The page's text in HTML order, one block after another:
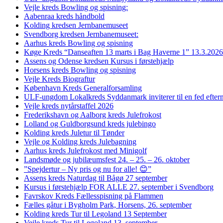
Vejle kreds Bowling og spisning:
Aabenraa kreds håndbold
Kolding kredsen Jernbanemuseet
Svendborg kredsen Jernbanemuseet:
Aarhus kreds Bowling og spisning
Køge Kreds “Danseaften 13 marts i Bag Haverne 1” 13.3.2026
Assens og Odense kredsen Kursus i førstehjælp
Horsens kreds Bowling og spisning
Vejle Kreds Biograftur
København Kreds Generalforsamling
ULF-ungdom Lokalkreds Syddanmark inviterer til en fed
Vejle kreds nytårstaffel 2026
Frederikshavn og Aalborg kreds Julefrokost
Lolland og Guldborgsund kreds julebingo
Kolding kreds Juletur til Tønder
Vejle og Kolding kreds Julebagning
Aarhus kreds Julefrokost med Minigolf
Landsmøde og jubilæumsfest 24. – 25. – 26. oktober
”Spejdertur – Ny pris og nu for alle! 😊”
Assens kreds Naturdag til Bågø 27 september
Kursus i førstehjælp FOR ALLE 27. september i Svendborg
Favrskov Kreds Fællesspisning på Flammen
Fælles gåtur i Bygholm Park, Horsens, 26. september
Kolding kreds Tur til Legoland 13 September